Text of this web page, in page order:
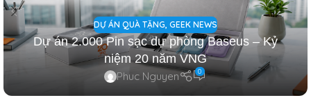
DỰ ÁN QUÀ TẶNG GEEK NEWS
Dự án 2.000 Pin sạc dự phòng Baseus – Kỷ
niệm 20 năm VNG
Phuc Nguyen 0